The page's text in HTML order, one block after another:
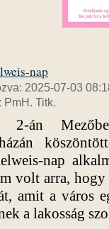
nap
2025-07-03
PmH. Titk.
2-án
nap
volt arra, hogy
amit a város
a lakosság